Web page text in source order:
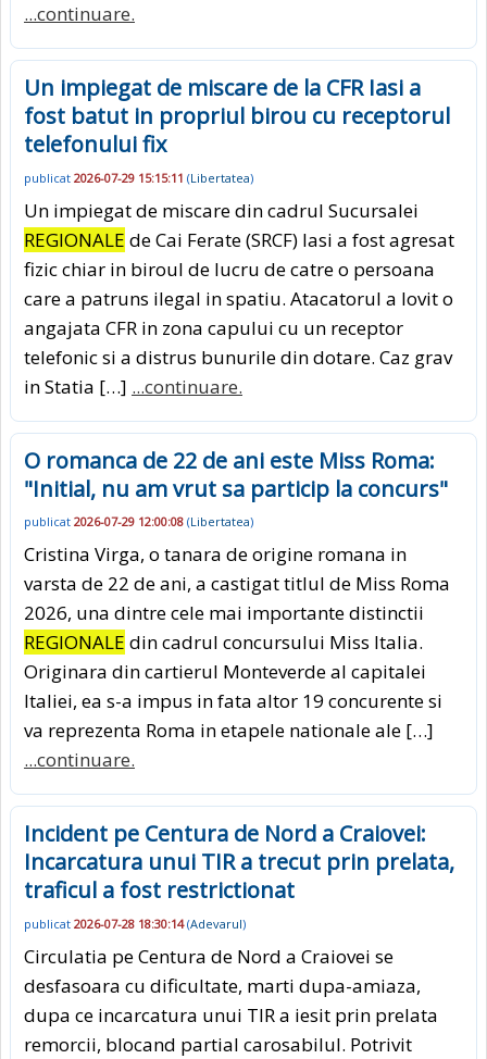
...continuare.
Un impiegat de miscare de la CFR Iasi a
fost batut in propriul birou cu receptorul
telefonului fix
publicat 2026-07-29 15:15:11 (Libertatea)
Un impiegat de miscare din cadrul Sucursalei
REGIONALE de Cai Ferate (SRCF) Iasi a fost agresat
fizic chiar in biroul de lucru de catre o persoana
care a patruns ilegal in spatiu. Atacatorul a lovit o
angajata CFR in zona capului cu un receptor
telefonic si a distrus bunurile din dotare. Caz grav
in Statia […] ...continuare.
O romanca de 22 de ani este Miss Roma:
"Initial, nu am vrut sa particip la concurs"
publicat 2026-07-29 12:00:08 (Libertatea)
Cristina Virga, o tanara de origine romana in
varsta de 22 de ani, a castigat titlul de Miss Roma
2026, una dintre cele mai importante distinctii
REGIONALE din cadrul concursului Miss Italia.
Originara din cartierul Monteverde al capitalei
Italiei, ea s-a impus in fata altor 19 concurente si
va reprezenta Roma in etapele nationale ale […]
...continuare.
Incident pe Centura de Nord a Craiovei:
Incarcatura unui TIR a trecut prin prelata,
traficul a fost restrictionat
publicat 2026-07-28 18:30:14(Adevarul)
Circulatia pe Centura de Nord a Craiovei se
desfasoara cu dificultate, marti dupa-amiaza,
dupa ce incarcatura unui TIR a iesit prin prelata
remorcii, blocand partial carosabilul. Potrivit